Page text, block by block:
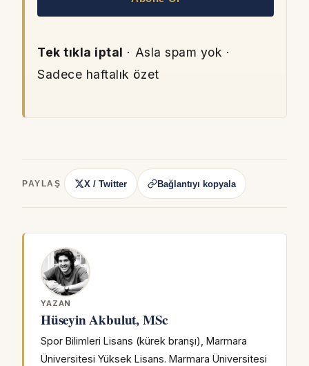
Tek tıkla iptal · Asla spam yok ·
Sadece haftalık özet
PAYLAŞ X / Twitter Bağlantıyı kopyala
YAZAN
Hüseyin Akbulut, MSc
Spor Bilimleri Lisans (kürek branşı), Marmara
Üniversitesi Yüksek Lisans. Marmara Üniversitesi